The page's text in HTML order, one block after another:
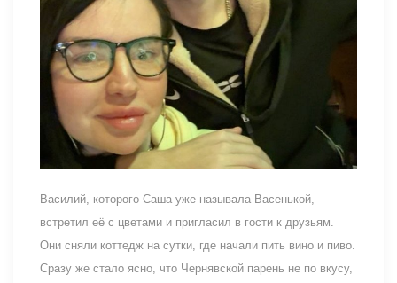
Василий, которого Саша уже называла Васенькой,
встретил её с цветами и пригласил в гости к друзьям.
Они сняли коттедж на сутки, где начали пить вино и пиво.
Сразу же стало ясно, что Чернявской парень не по вкусу,